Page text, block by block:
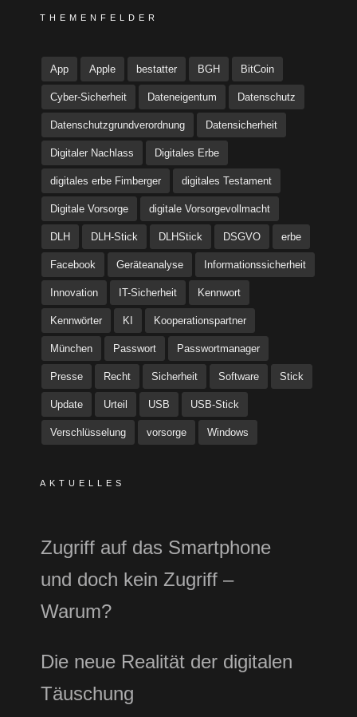
THEMENFELDER
App Apple bestatter BGH BitCoin
Cyber-Sicherheit Dateneigentum Datenschutz
Datenschutzgrundverordnung Datensicherheit
Digitaler Nachlass Digitales Erbe
digitales erbe Fimberger digitales Testament
Digitale Vorsorge digitale Vorsorgevollmacht
DLH DLH-Stick DLHStick DSGVO erbe
Facebook Geräteanalyse Informationssicherheit
Innovation IT-Sicherheit Kennwort
Kennwörter KI Kooperationspartner
München Passwort Passwortmanager
Presse Recht Sicherheit Software Stick
Update Urteil USB USB-Stick
Verschlüsselung vorsorge Windows
AKTUELLES
Zugriff auf das Smartphone
und doch kein Zugriff –
Warum?
Die neue Realität der digitalen
Täuschung